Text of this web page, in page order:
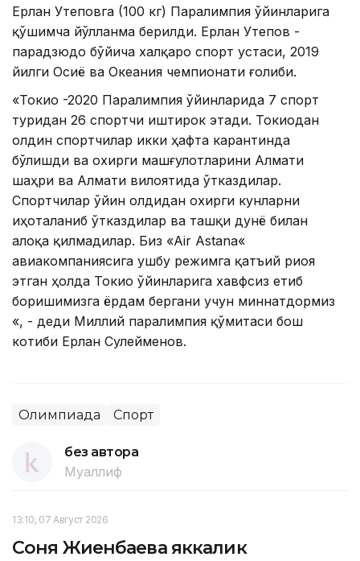
Ерлан Утеповга (100 кг) Паралимпия ўйинларига
қўшимча йўлланма берилди. Ерлан Утепов -
парадзюдо бўйича халқаро спорт устаси, 2019
йилги Осиё ва Океания чемпионати ғолиби.
«Токио -2020 Паралимпия ўйинларида 7 спорт
туридан 26 спортчи иштирок этади. Токиодан
олдин спортчилар икки ҳафта карантинда
бўлишди ва охирги машғулотларини Алмати
шаҳри ва Алмати вилоятида ўтказдилар.
Спортчилар ўйин олдидан охирги кунларни
иҳоталаниб ўтказдилар ва ташқи дунё билан
алоқа қилмадилар. Биз «Air Astana«
авиакомпаниясига ушбу режимга қатъий риоя
этган ҳолда Токио ўйинларига хавфсиз етиб
боришимизга ёрдам бергани учун миннатдормиз
«, - деди Миллий паралимпия қўмитаси бош
котиби Ерлан Сулейменов.
Олимпиада Спорт
без автора
Муаллиф
13:10, 07 Август 2026
Соня Жиенбаева яккалик